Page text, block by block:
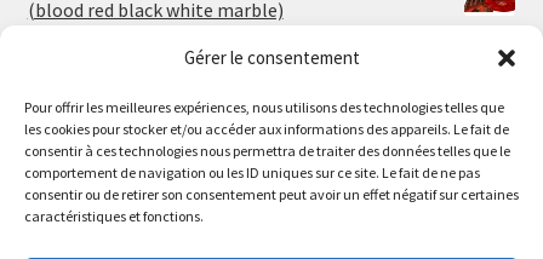
Gérer le consentement
Pour offrir les meilleures expériences, nous utilisons des technologies telles que
les cookies pour stocker et/ou accéder aux informations des appareils. Le fait de
consentir à ces technologies nous permettra de traiter des données telles que le
comportement de navigation ou les ID uniques sur ce site. Le fait de ne pas
consentir ou de retirer son consentement peut avoir un effet négatif sur certaines
caractéristiques et fonctions.
Le magasin de Lyon sera fermé du 30 juillet au 17 août
inclus. Les commandes seront expédiées à partir du 18
(blood red black white marble)
MARTYR Warp Zone (Reissue) - Vinyl LP (swamp
green orange marble)
23.00€